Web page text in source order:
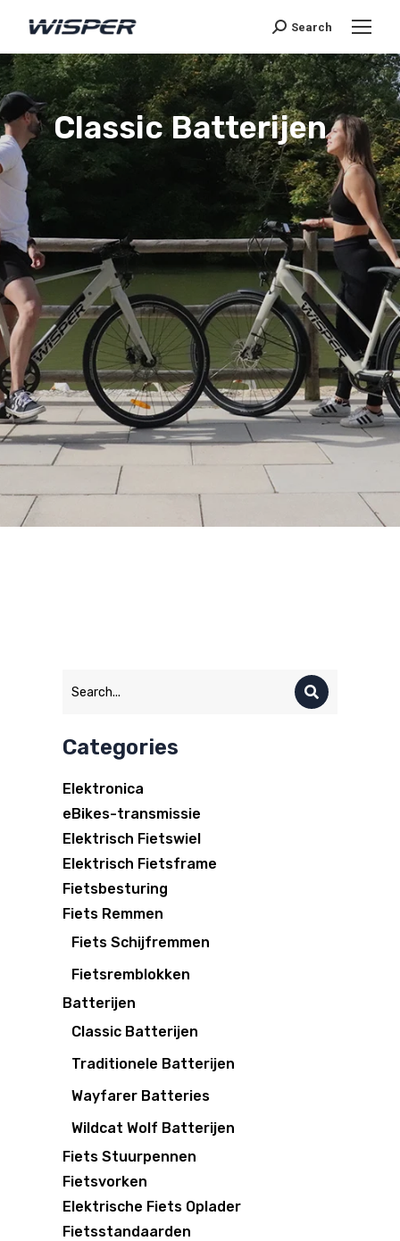
Search
Classic Batterijen
Categories
Elektronica
eBikes-transmissie
Elektrisch Fietswiel
Elektrisch Fietsframe
Fietsbesturing
Fiets Remmen
Fiets Schijfremmen
Fietsremblokken
Batterijen
Classic Batterijen
Traditionele Batterijen
Wayfarer Batteries
Wildcat Wolf Batterijen
Fiets Stuurpennen
Fietsvorken
Elektrische Fiets Oplader
Fietsstandaarden